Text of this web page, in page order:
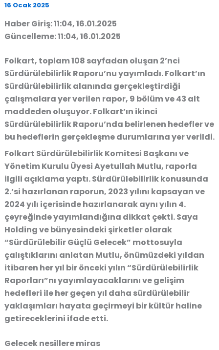
16 Ocak 2025
Haber Giriş: 11:04, 16.01.2025
Güncelleme: 11:04, 16.01.2025
Folkart, toplam 108 sayfadan oluşan 2’nci
Sürdürülebilirlik Raporu’nu yayımladı. Folkart’ın
Sürdürülebilirlik alanında gerçekleştirdiği
çalışmalara yer verilen rapor, 9 bölüm ve 43 alt
maddeden oluşuyor. Folkart’ın ikinci
Sürdürülebilirlik Raporu’nda belirlenen hedefler ve
bu hedeflerin gerçekleşme durumlarına yer verildi.
Folkart Sürdürülebilirlik Komitesi Başkanı ve
Yönetim Kurulu Üyesi Ayetullah Mutlu, raporla
ilgili açıklama yaptı. Sürdürülebilirlik konusunda
2.’si hazırlanan raporun, 2023 yılını kapsayan ve
2024 yılı içerisinde hazırlanarak aynı yılın 4.
çeyreğinde yayımlandığına dikkat çekti. Saya
Holding ve bünyesindeki şirketler olarak
“Sürdürülebilir Güçlü Gelecek” mottosuyla
çalıştıklarını anlatan Mutlu, önümüzdeki yıldan
itibaren her yıl bir önceki yılın “Sürdürülebilirlik
Raporları”nı yayımlayacaklarını ve gelişim
hedefleri ile her geçen yıl daha sürdürülebilir
yaklaşımları hayata geçirmeyi bir kültür haline
getireceklerini ifade etti.
Gelecek nesillere miras